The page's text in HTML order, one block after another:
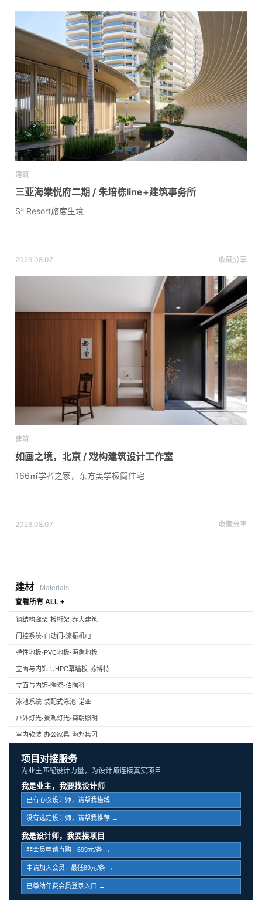
建筑
三亚海棠悦府二期 / 朱培栋line+建筑事务所
S³ Resort旅度生境
2026.08.07 收藏分享
建筑
如画之境，北京 / 戏构建筑设计工作室
166㎡学者之家，东方美学极简住宅
2026.08.07 收藏分享
建材
Materials
查看所有 ALL +
钢结构廊架-板桁架-泰大建筑
门控系统-自动门-濠振机电
弹性地板-PVC地板-海象地板
立面与内饰-UHPC幕墙板-苏博特
立面与内饰-陶瓷-伯陶科
泳池系统-装配式泳池-诺亚
户外灯光-景观灯光-森朝照明
室内软装-办公家具-海邦集团
项目对接服务
为业主匹配设计力量，为设计师连接真实项目
我是业主，我要找设计师
已有心仪设计师，请帮我搭线 →
没有选定设计师，请帮我推荐 →
我是设计师，我要接项目
非会员申请直购 · 699元/条 →
申请加入会员 · 最低89元/条 →
已缴纳年费会员登录入口 →